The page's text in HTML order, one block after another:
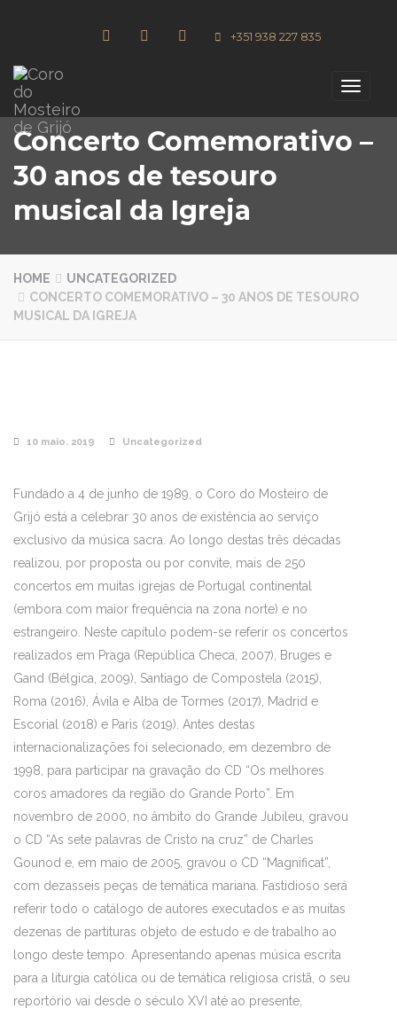
+351 938 227 835
Toggle
Concerto Comemorativo –
30 anos de tesouro
musical da Igreja
HOME
UNCATEGORIZED
CONCERTO COMEMORATIVO – 30 ANOS DE TESOURO
MUSICAL DA IGREJA
10 maio. 2019 Uncategorized
Fundado a 4 de junho de 1989, o Coro do Mosteiro de
Grijó está a celebrar 30 anos de existência ao serviço
exclusivo da música sacra. Ao longo destas três décadas
realizou, por proposta ou por convite, mais de 250
concertos em muitas igrejas de Portugal continental
(embora com maior frequência na zona norte) e no
estrangeiro. Neste capítulo podem-se referir os concertos
realizados em Praga (República Checa, 2007), Bruges e
Gand (Bélgica, 2009), Santiago de Compostela (2015),
Roma (2016), Ávila e Alba de Tormes (2017), Madrid e
Escorial (2018) e Paris (2019). Antes destas
internacionalizações foi selecionado, em dezembro de
1998, para participar na gravação do CD “Os melhores
coros amadores da região do Grande Porto”. Em
novembro de 2000, no âmbito do Grande Jubileu, gravou
o CD “As sete palavras de Cristo na cruz” de Charles
Gounod e, em maio de 2005, gravou o CD “Magnificat”,
com dezasseis peças de temática mariana. Fastidioso será
referir todo o catálogo de autores executados e as muitas
dezenas de partituras objeto de estudo e de trabalho ao
longo deste tempo. Apresentando apenas música escrita
para a liturgia católica ou de temática religiosa cristã, o seu
reportório vai desde o século XVI até ao presente,